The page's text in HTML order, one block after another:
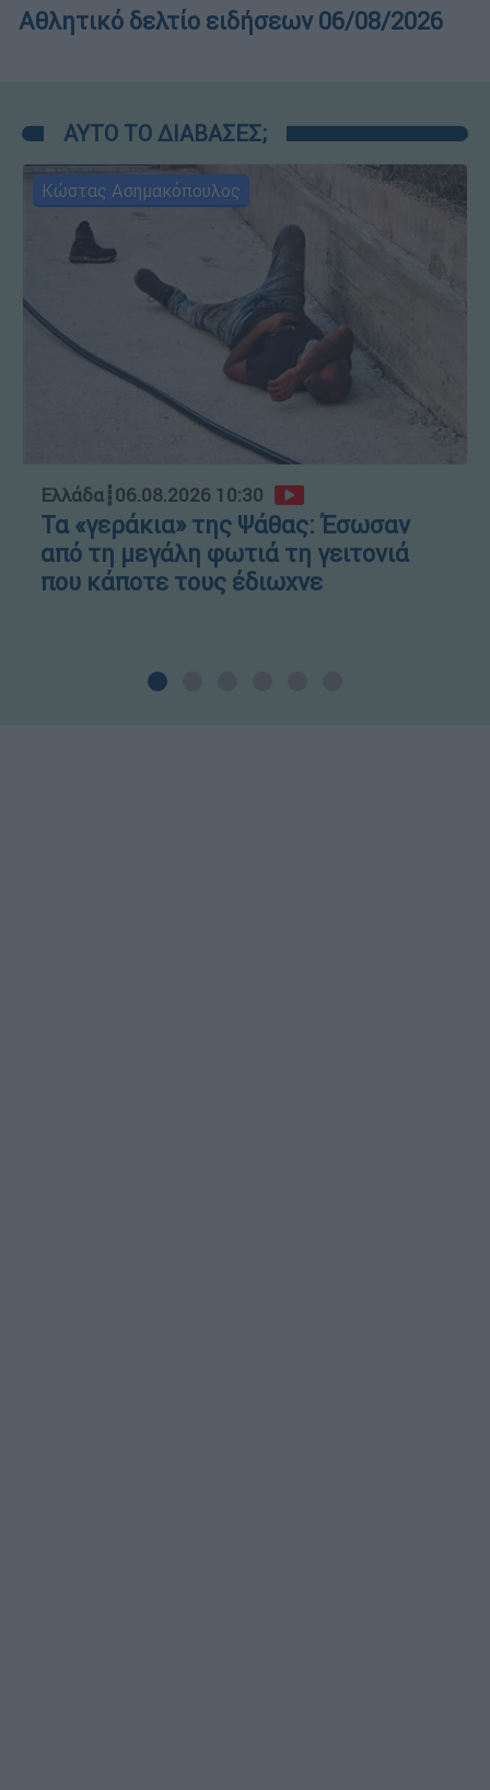
Αθλητικό δελτίο ειδήσεων 06/08/2026
ΑΥΤΟ ΤΟ ΔΙΑΒΑΣΕΣ;
Κώστας Ασημακόπουλος
Ελλάδα┋06.08.2026 10:30
Τα «γεράκια» της Ψάθας: Έσωσαν
από τη μεγάλη φωτιά τη γειτονιά
που κάποτε τους έδιωχνε